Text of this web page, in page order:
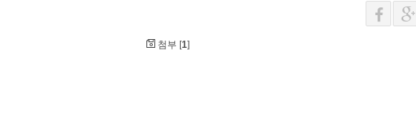
첨부 [1]